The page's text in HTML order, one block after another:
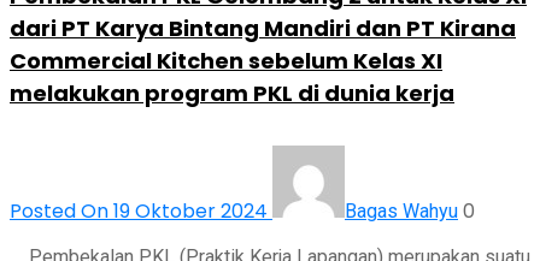
dari PT Karya Bintang Mandiri dan PT Kirana
Commercial Kitchen sebelum Kelas XI
melakukan program PKL di dunia kerja
Posted On 19 Oktober 2024 Bagas Wahyu 0